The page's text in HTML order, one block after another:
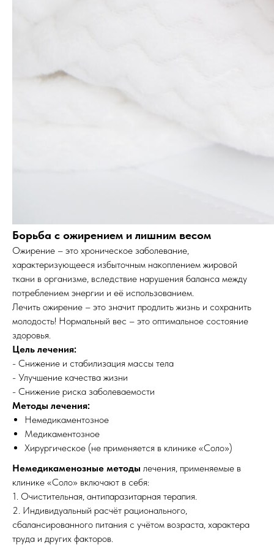
Борьба с ожирением и лишним весом
Ожирение – это хроническое заболевание,
характеризующееся избыточным накоплением жировой
ткани в организме, вследствие нарушения баланса между
потреблением энергии и её использованием.
Лечить ожирение – это значит продлить жизнь и сохранить
молодость! Нормальный вес – это оптимальное состояние
здоровья.
Цель лечения:
- Снижение и стабилизация массы тела
- Улучшение качества жизни
- Снижение риска заболеваемости
Методы лечения:
Немедикаментозное
Медикаментозное
Хирургическое (не применяется в клинике «Соло»)
Немедикаменозные методы лечения, применяемые в
клинике «Соло» включают в себя:
1. Очистительная, антипаразитарная терапия.
2. Индивидуальный расчёт рационального,
сбалансированного питания с учётом возраста, характера
труда и других факторов.